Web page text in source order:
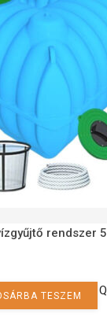
rendszer
TESZEM